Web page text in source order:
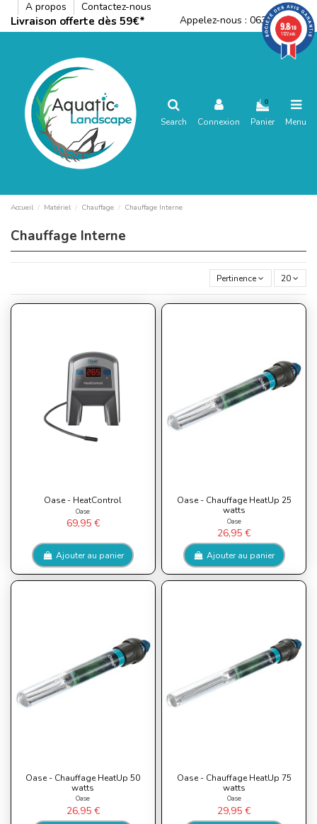
A propos Contactez-nous
Livraison offerte dès 59€* Appelez-nous : 0636792288
Search Connexion
0
Panier Menu
Accueil Matériel Chauffage Chauffage Interne
Chauffage Interne
Pertinence 20
Oase - HeatControl
Oase
69,95 €
Ajouter au panier
Oase - Chauffage HeatUp 25
watts
Oase
26,95 €
Ajouter au panier
Oase - Chauffage HeatUp 50
watts
Oase
26,95 €
Oase - Chauffage HeatUp 75
watts
Oase
29,95 €
9.8/10
1122 avis